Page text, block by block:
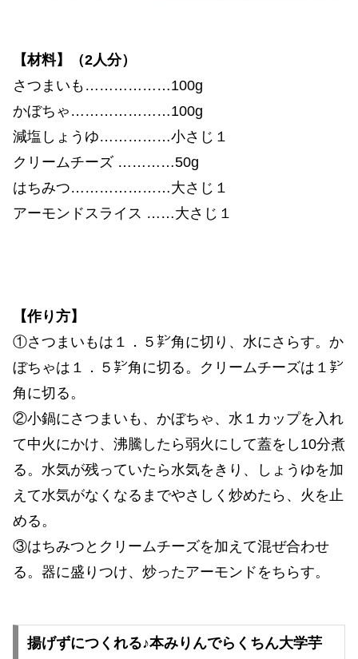
【材料】（2人分）
さつまいも………………100g
かぼちゃ…………………100g
減塩しょうゆ……………小さじ１
クリームチーズ …………50g
はちみつ…………………大さじ１
アーモンドスライス ……大さじ１
【作り方】
①さつまいもは１．５㌢角に切り、水にさらす。か
ぼちゃは１．５㌢角に切る。クリームチーズは１㌢
角に切る。
②小鍋にさつまいも、かぼちゃ、水１カップを入れ
て中火にかけ、沸騰したら弱火にして蓋をし10分煮
る。水気が残っていたら水気をきり、しょうゆを加
えて水気がなくなるまでやさしく炒めたら、火を止
める。
③はちみつとクリームチーズを加えて混ぜ合わせ
る。器に盛りつけ、炒ったアーモンドをちらす。
揚げずにつくれる♪本みりんでらくちん大学芋